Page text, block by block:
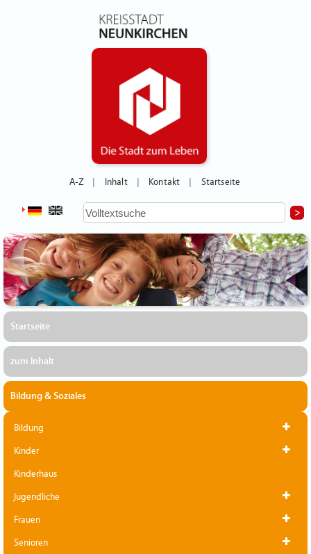
A-Z Inhalt Kontakt Startseite
Startseite
zum Inhalt
Bildung & Soziales
Bildung
Kinder
Kinderhaus
Jugendliche
Frauen
Senioren